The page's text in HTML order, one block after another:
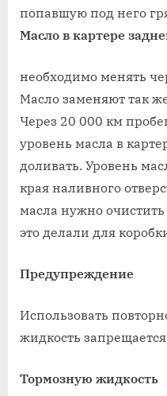
попавшую под него
Масло в картере
необходимо менять
Масло заменяют так
Через 20 000 км
уровень масла в
доливать. Уровень
края наливного
масла нужно очистить
это делали для
Предупреждение
Использовать
жидкость
Тормозную жидкость